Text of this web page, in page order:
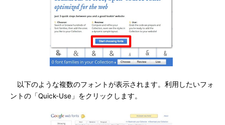
以下のような複数のフォントが表示されます。利用したいフォ
ントの「Quick-Use」をクリックします。